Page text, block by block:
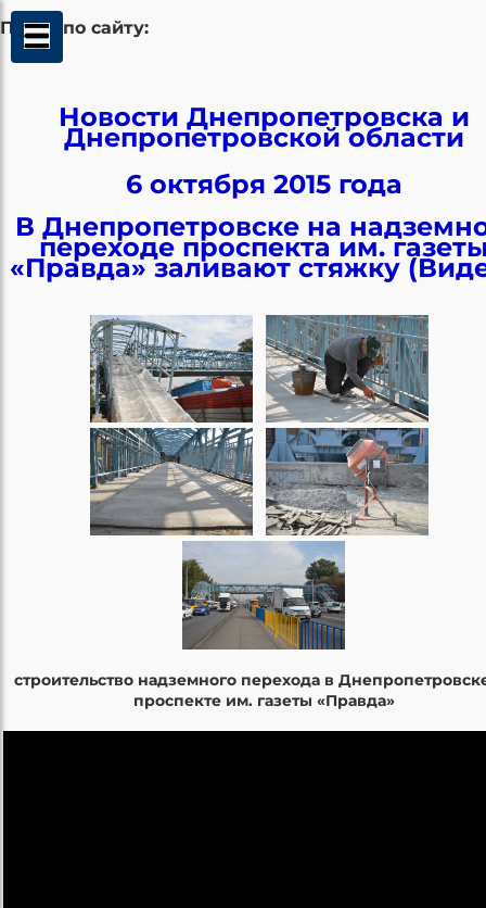
Поиск по сайту:
Новости Днепропетровска и
Днепропетровской области
6 октября 2015 года
В Днепропетровске на
переходе проспекта им.
«Правда» заливают стяжку
строительство надземного перехода в
проспекте им. газеты «Правда»